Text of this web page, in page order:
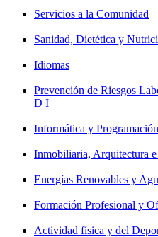
Servicios a la Comunidad
Sanidad, Dietética y
Idiomas
Prevención de Riesgos
D I
Informática y Programación
Inmobiliaria, Arquitectura
Energías Renovables y
Formación Profesional y
Actividad física y del